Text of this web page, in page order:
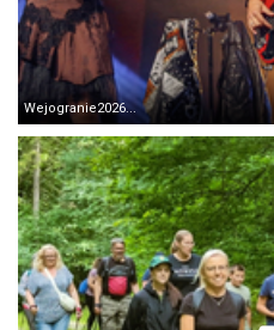
Wejogranie2026...